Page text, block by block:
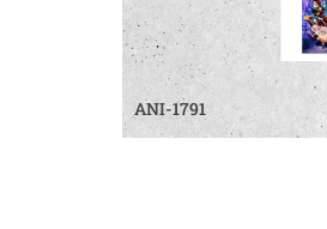
ANI-1791